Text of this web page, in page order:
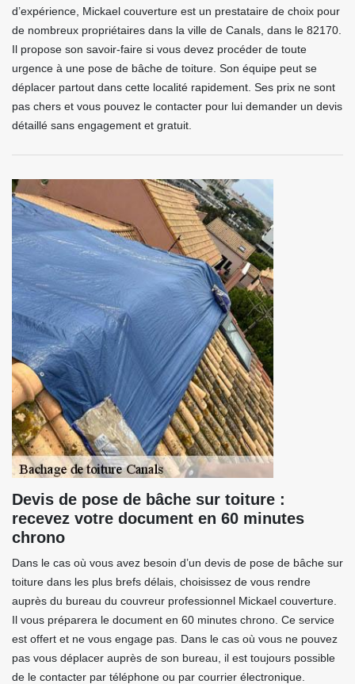
d’expérience, Mickael couverture est un prestataire de choix pour
de nombreux propriétaires dans la ville de Canals, dans le 82170.
Il propose son savoir-faire si vous devez procéder de toute
urgence à une pose de bâche de toiture. Son équipe peut se
déplacer partout dans cette localité rapidement. Ses prix ne sont
pas chers et vous pouvez le contacter pour lui demander un devis
détaillé sans engagement et gratuit.
Devis de pose de bâche sur toiture :
recevez votre document en 60 minutes
chrono
Dans le cas où vous avez besoin d’un devis de pose de bâche sur
toiture dans les plus brefs délais, choisissez de vous rendre
auprès du bureau du couvreur professionnel Mickael couverture.
Il vous préparera le document en 60 minutes chrono. Ce service
est offert et ne vous engage pas. Dans le cas où vous ne pouvez
pas vous déplacer auprès de son bureau, il est toujours possible
de le contacter par téléphone ou par courrier électronique.